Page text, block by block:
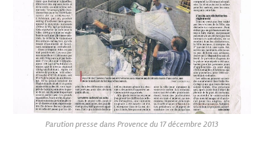
Parution presse dans Provence du 17 décembre 2013